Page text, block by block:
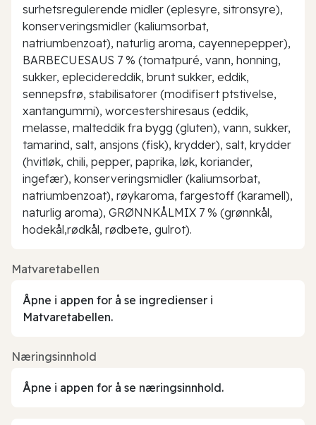
surhetsregulerende midler (eplesyre, sitronsyre),
konserveringsmidler (kaliumsorbat,
natriumbenzoat), naturlig aroma, cayennepepper),
BARBECUESAUS 7 % (tomatpuré, vann, honning,
sukker, eplecidereddik, brunt sukker, eddik,
sennepsfrø, stabilisatorer (modifisert ptstivelse,
xantangummi), worcestershiresaus (eddik,
melasse, malteddik fra bygg (gluten), vann, sukker,
tamarind, salt, ansjons (fisk), krydder), salt, krydder
(hvitløk, chili, pepper, paprika, løk, koriander,
ingefær), konserveringsmidler (kaliumsorbat,
natriumbenzoat), røykaroma, fargestoff (karamell),
naturlig aroma), GRØNNKÅLMIX 7 % (grønnkål,
hodekål,rødkål, rødbete, gulrot).
Matvaretabellen
Åpne i appen for å se ingredienser i
Matvaretabellen.
Næringsinnhold
Åpne i appen for å se næringsinnhold.